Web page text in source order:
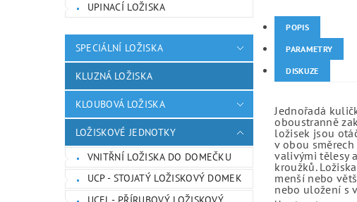
UPINACÍ LOŽISKA
SPECIÁLNÍ LOŽISKA
KLUZNÁ LOŽISKA
KLOUBOVÁ LOŽISKA
LOŽISKOVÉ JEDNOTKY
VNITŘNÍ LOŽISKA DO DOMEČKU
UCP - STOJATÝ LOŽISKOVÝ DOMEK
POPIS
PARAMETRY
DISKUZE
Jednořadá
oboustranně
ložisek jsou
v obou
valivými tělesy
kroužků.
menší nebo
nebo uložení s